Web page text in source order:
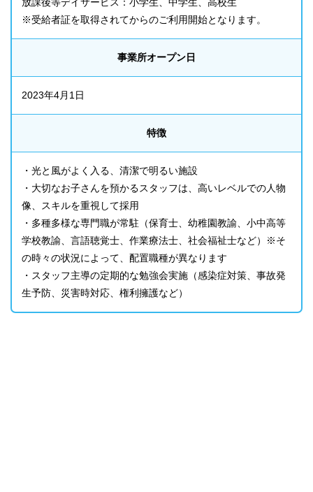
※受給者証を取得されてからのご利用開始となります。
事業所オープン日
2023年4月1日
特徴
・光と風がよく入る、清潔で明るい施設
・大切なお子さんを預かるスタッフは、高いレベルでの人物
像、スキルを重視して採用
・多種多様な専門職が常駐（保育士、幼稚園教諭、小中高等
学校教諭、言語聴覚士、作業療法士、社会福祉士など）※そ
の時々の状況によって、配置職種が異なります
・スタッフ主導の定期的な勉強会実施（感染症対策、事故発
生予防、災害時対応、権利擁護など）